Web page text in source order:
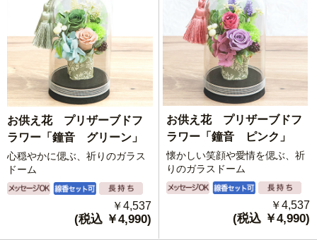
お供え花 プリザーブドフ
ラワー「鐘音 グリーン」
心穏やかに偲ぶ、祈りのガラス
ドーム
￥4,537
(税込 ￥4,990)
お供え花 プリザーブドフ
ラワー「鐘音 ピンク」
懐かしい笑顔や愛情を偲ぶ、祈
りのガラスドーム
￥4,537
(税込 ￥4,990)